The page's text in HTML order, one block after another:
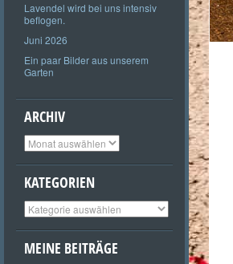
Lavendel wird bei uns intensiv
beflogen.
Juni 2026
Ein paar Bilder aus unserem
Garten
ARCHIV
Archiv
KATEGORIEN
Kategorien
MEINE BEITRÄGE